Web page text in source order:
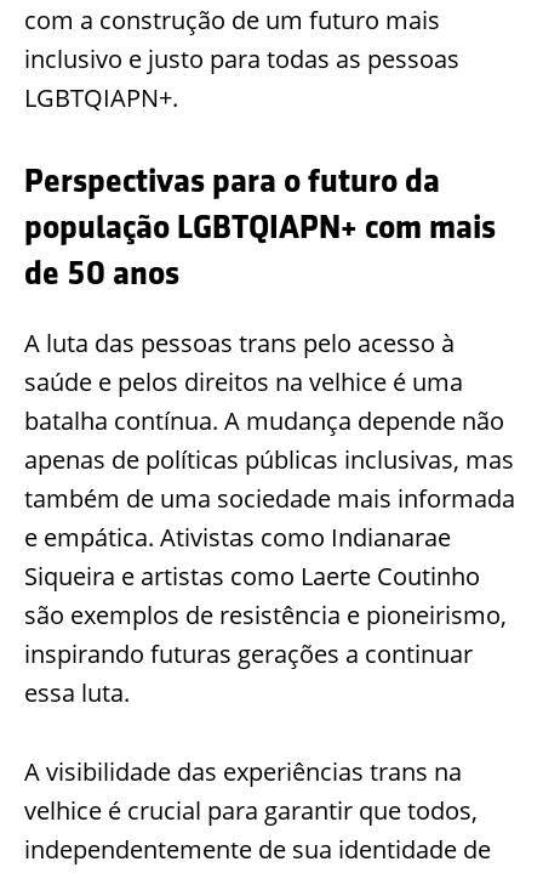
com a construção de um futuro mais
inclusivo e justo para todas as pessoas
LGBTQIAPN+.
Perspectivas para o futuro da
população LGBTQIAPN+ com mais
de 50 anos
A luta das pessoas trans pelo acesso à
saúde e pelos direitos na velhice é uma
batalha contínua. A mudança depende não
apenas de políticas públicas inclusivas, mas
também de uma sociedade mais informada
e empática. Ativistas como Indianarae
Siqueira e artistas como Laerte Coutinho
são exemplos de resistência e pioneirismo,
inspirando futuras gerações a continuar
essa luta.
A visibilidade das experiências trans na
velhice é crucial para garantir que todos,
independentemente de sua identidade de